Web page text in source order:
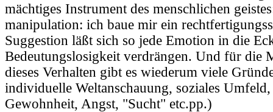
mächtiges Instrument des menschlichen
manipulation: ich baue mir ein
Suggestion läßt sich so jede Emotion in die
Bedeutungslosigkeit verdrängen. Und für die
dieses Verhalten gibt es wiederum viele
individuelle Weltanschauung, soziales
Gewohnheit, Angst, "Sucht" etc.pp.)